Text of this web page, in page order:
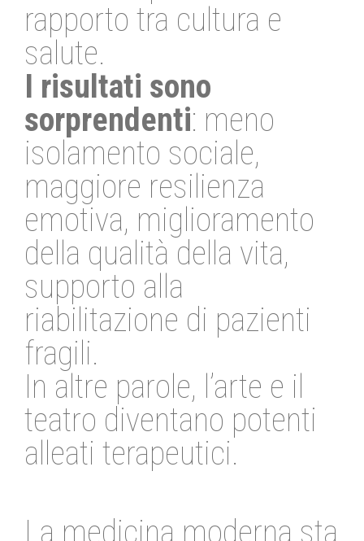
rapporto tra cultura e
salute.
I risultati sono
sorprendenti: meno
isolamento sociale,
maggiore resilienza
emotiva, miglioramento
della qualità della vita,
supporto alla
riabilitazione di pazienti
fragili.
In altre parole, l’arte e il
teatro diventano potenti
alleati terapeutici.
La medicina moderna sta